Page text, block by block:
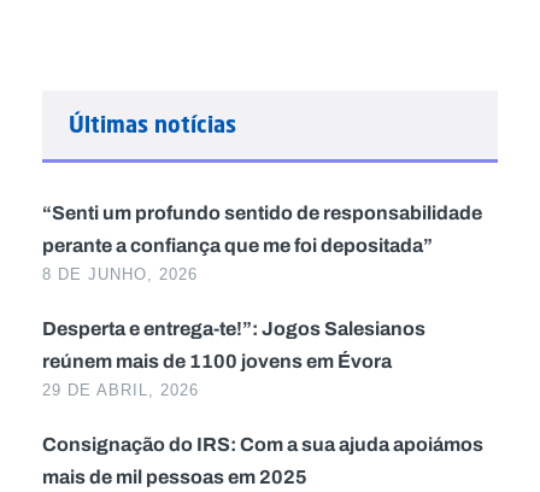
Últimas notícias
“Senti um profundo sentido de responsabilidade
perante a confiança que me foi depositada”
8 DE JUNHO, 2026
Desperta e entrega-te!”: Jogos Salesianos
reúnem mais de 1100 jovens em Évora
29 DE ABRIL, 2026
Consignação do IRS: Com a sua ajuda apoiámos
mais de mil pessoas em 2025